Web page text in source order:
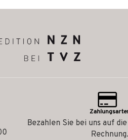
Bezahlen Sie bei uns auf
Rechnung.